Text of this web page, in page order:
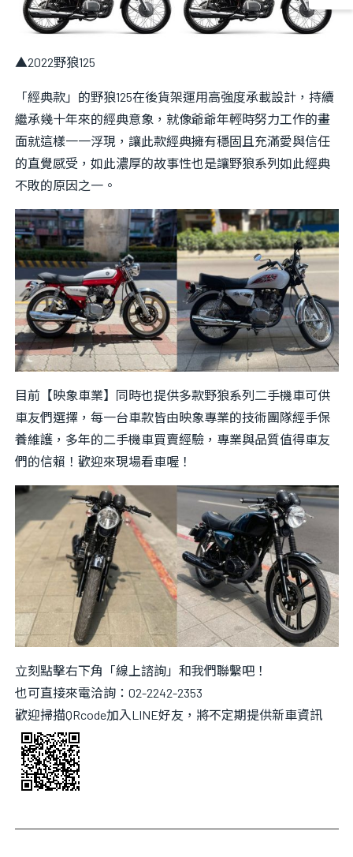
▲2022野狼125
「經典款」的野狼125在後貨架運用高強度承載設計，持續
繼承幾十年來的經典意象，就像爺爺年輕時努力工作的畫
面就這樣一一浮現，讓此款經典擁有穩固且充滿愛與信任
的直覺感受，如此濃厚的故事性也是讓野狼系列如此經典
不敗的原因之一。
目前【映象車業】同時也提供多款野狼系列二手機車可供
車友們選擇，每一台車款皆由映象專業的技術團隊經手保
養維護，多年的二手機車買賣經驗，專業與品質值得車友
們的信賴！歡迎來現場看車喔！
立刻點擊右下角「線上諮詢」和我們聯繫吧！
也可直接來電洽詢：02-2242-2353
歡迎掃描QRcode加入LINE好友，將不定期提供新車資訊